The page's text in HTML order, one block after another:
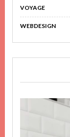
VOYAGE
WEBDESIGN